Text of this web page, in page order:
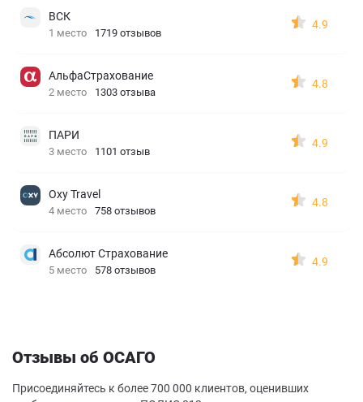
ВСК
1 место 1719 отзывов
4.9
АльфаСтрахование
2 место 1303 отзыва
4.8
ПАРИ
3 место 1101 отзыв
4.9
Oxy Travel
4 место 758 отзывов
4.8
Абсолют Страхование
5 место 578 отзывов
4.9
Отзывы об ОСАГО
Присоединяйтесь к более 700 000 клиентов, оценивших